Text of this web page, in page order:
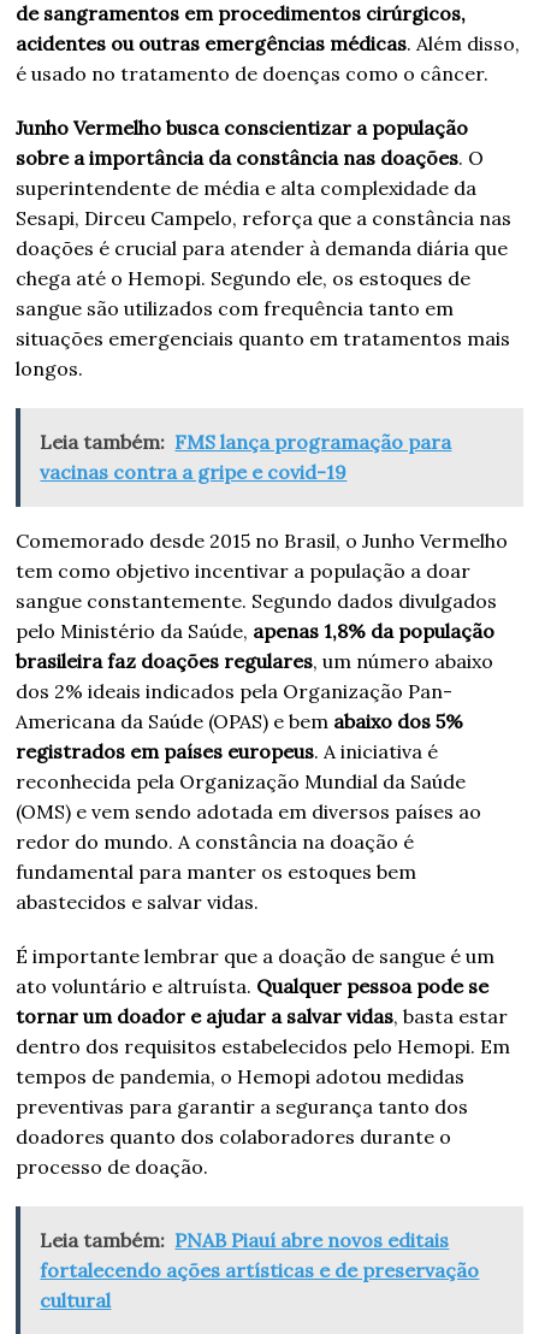
de sangramentos em procedimentos cirúrgicos,
acidentes ou outras emergências médicas. Além disso,
é usado no tratamento de doenças como o câncer.
Junho Vermelho busca conscientizar a população
sobre a importância da constância nas doações. O
superintendente de média e alta complexidade da
Sesapi, Dirceu Campelo, reforça que a constância nas
doações é crucial para atender à demanda diária que
chega até o Hemopi. Segundo ele, os estoques de
sangue são utilizados com frequência tanto em
situações emergenciais quanto em tratamentos mais
longos.
Leia também: FMS lança programação para
vacinas contra a gripe e covid-19
Comemorado desde 2015 no Brasil, o Junho Vermelho
tem como objetivo incentivar a população a doar
sangue constantemente. Segundo dados divulgados
pelo Ministério da Saúde, apenas 1,8% da população
brasileira faz doações regulares, um número abaixo
dos 2% ideais indicados pela Organização Pan-
Americana da Saúde (OPAS) e bem abaixo dos 5%
registrados em países europeus. A iniciativa é
reconhecida pela Organização Mundial da Saúde
(OMS) e vem sendo adotada em diversos países ao
redor do mundo. A constância na doação é
fundamental para manter os estoques bem
abastecidos e salvar vidas.
É importante lembrar que a doação de sangue é um
ato voluntário e altruísta. Qualquer pessoa pode se
tornar um doador e ajudar a salvar vidas, basta estar
dentro dos requisitos estabelecidos pelo Hemopi. Em
tempos de pandemia, o Hemopi adotou medidas
preventivas para garantir a segurança tanto dos
doadores quanto dos colaboradores durante o
processo de doação.
Leia também: PNAB Piauí abre novos editais
fortalecendo ações artísticas e de preservação
cultural